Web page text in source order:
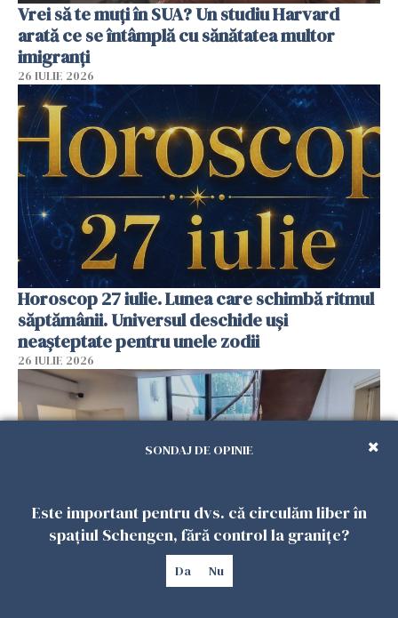
Vrei să te muți în SUA? Un studiu Harvard
arată ce se întâmplă cu sănătatea multor
imigranți
26 IULIE 2026
Horoscop 27 iulie. Lunea care schimbă ritmul
săptămânii. Universul deschide uși
neașteptate pentru unele zodii
26 IULIE 2026
Accidente, spitalizare sau alte urgențe?
SONDAJ DE OPINIE
Este important pentru dvs. că circulăm liber în
spațiul Schengen, fără control la granițe?
Da Nu